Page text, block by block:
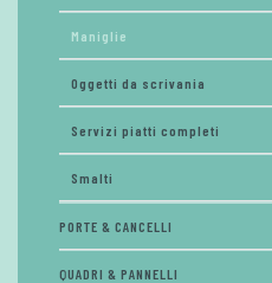
Maniglie
Oggetti da scrivania
Servizi piatti completi
Smalti
PORTE & CANCELLI
QUADRI & PANNELLI